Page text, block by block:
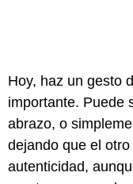
Hoy, haz un gesto
importante. Puede
abrazo, o
dejando que el
autenticidad,